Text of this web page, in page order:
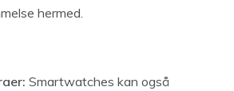
hermed.
Smartwatches kan også